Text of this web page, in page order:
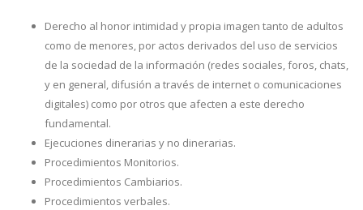
Derecho al honor intimidad y propia imagen tanto de adultos
como de menores, por actos derivados del uso de servicios
de la sociedad de la información (redes sociales, foros, chats,
y en general, difusión a través de internet o comunicaciones
digitales) como por otros que afecten a este derecho
fundamental.
Ejecuciones dinerarias y no dinerarias.
Procedimientos Monitorios.
Procedimientos Cambiarios.
Procedimientos verbales.